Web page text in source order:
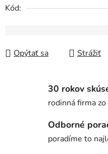
Kód:
Opýtať sa Strážiť
30 rokov
rodinná firma
Odborné
poradíme to